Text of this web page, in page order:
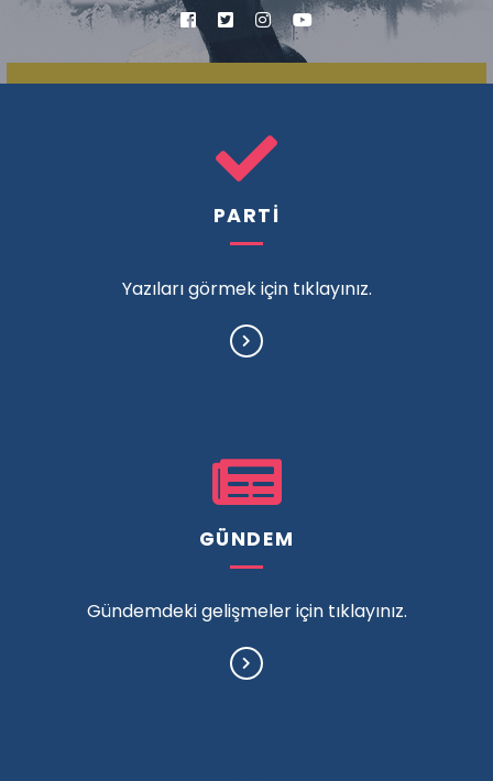
PARTİ
Yazıları görmek için tıklayınız.
GÜNDEM
Gündemdeki gelişmeler için tıklayınız.